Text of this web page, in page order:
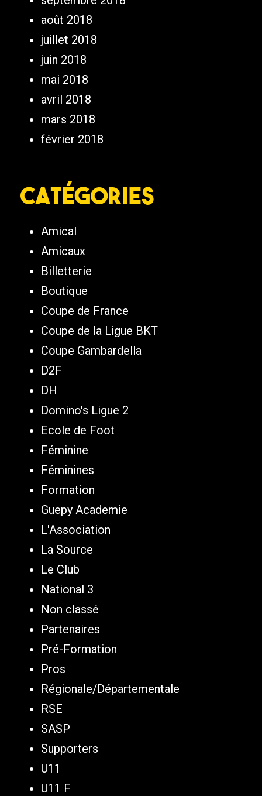
août 2018
juillet 2018
juin 2018
mai 2018
avril 2018
mars 2018
février 2018
Catégories
Amical
Amicaux
Billetterie
Boutique
Coupe de France
Coupe de la Ligue BKT
Coupe Gambardella
D2F
DH
Domino's Ligue 2
Ecole de Foot
Féminine
Féminines
Formation
Guepy Academie
L'Association
La Source
Le Club
National 3
Non classé
Partenaires
Pré-Formation
Pros
Régionale/Départementale
RSE
SASP
Supporters
U11
U11 F